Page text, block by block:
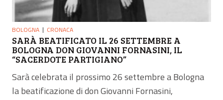
BOLOGNA CRONACA
SARÀ BEATIFICATO IL 26 SETTEMBRE A
BOLOGNA DON GIOVANNI FORNASINI, IL
“SACERDOTE PARTIGIANO”
Sarà celebrata il prossimo 26 settembre a Bologna
la beatificazione di don Giovanni Fornasini,